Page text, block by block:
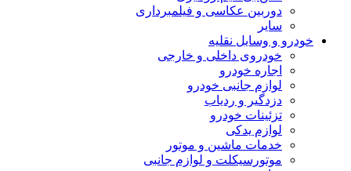
دوربین عکاسی و فیلمبرداری
سایر
خودرو و وسایل نقلیه
خودروی داخلی و خارجی
اجاره خودرو
لوازم جانبی خودرو
دزدگیر و ردیاب
تزئینات خودرو
لوازم یدکی
خدمات ماشین و موتور
موتورسیکلت و لوازم جانبی